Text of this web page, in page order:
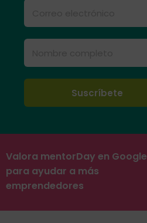
Valora mentorDay en Google
para ayudar a más
emprendedores